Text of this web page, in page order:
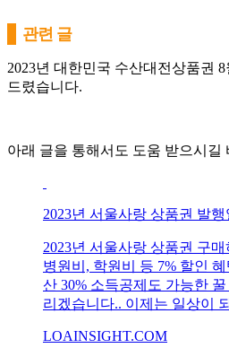
관련 글
2023년 대한민국 수산대전상품권
드렸습니다.
아래 글을 통해서도 도움 받으시길
2023년 서울사랑 상품권 발
2023년 서울사랑 상품권 구
병원비, 학원비 등 7% 할인
산 30% 소득공제도 가능한
리겠습니다.. 이제는 일상이
LOAINSIGHT.COM